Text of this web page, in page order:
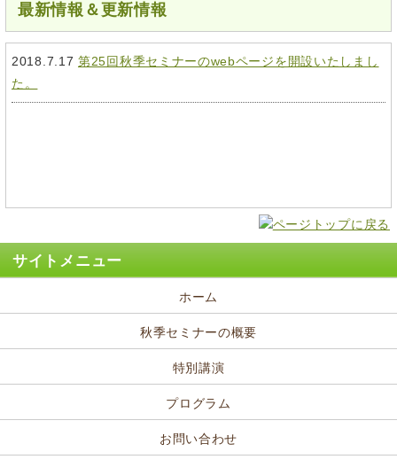
最新情報＆更新情報
2018.7.17 第25回秋季セミナーのwebページを開設いたしまし
た。
サイトメニュー
ホーム
秋季セミナーの概要
特別講演
プログラム
お問い合わせ